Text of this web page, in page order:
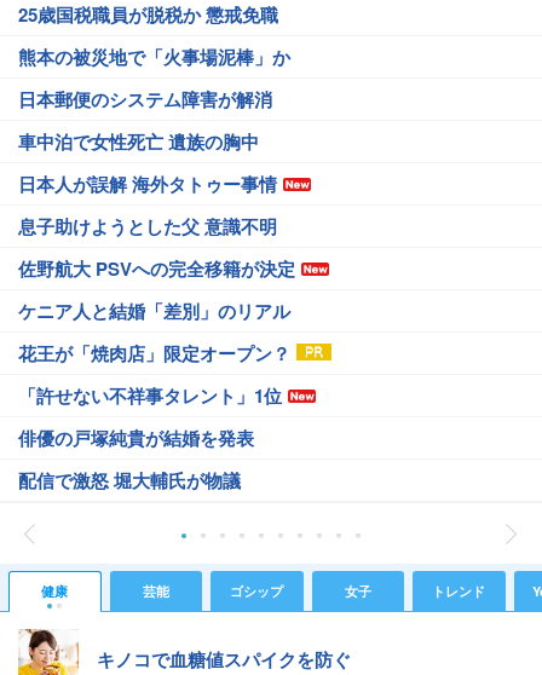
25歳国税職員が脱税か 懲戒免職
熊本の被災地で「火事場泥棒」か
日本郵便のシステム障害が解消
車中泊で女性死亡 遺族の胸中
日本人が誤解 海外タトゥー事情
息子助けようとした父 意識不明
佐野航大 PSVへの完全移籍が決定
ケニア人と結婚「差別」のリアル
花王が「焼肉店」限定オープン？
「許せない不祥事タレント」1位
俳優の戸塚純貴が結婚を発表
配信で激怒 堀大輔氏が物議
健康 芸能 ゴシップ 女子 トレンド
キノコで血糖値スパイクを防ぐ